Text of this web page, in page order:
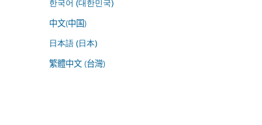
한국어 (대한민국)
中文(中国)
日本語 (日本)
繁體中文 (台灣)